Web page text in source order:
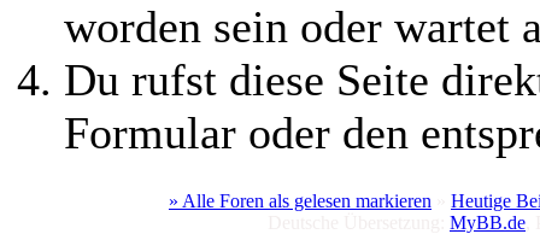
worden sein oder wartet
Du rufst diese Seite
Formular oder den
» Alle Foren als gelesen markieren
Heutige
MyBB.de